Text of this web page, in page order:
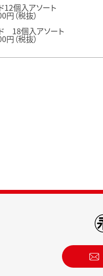
12個入アソート
（税抜）
ド 18個入アソート
（税抜）